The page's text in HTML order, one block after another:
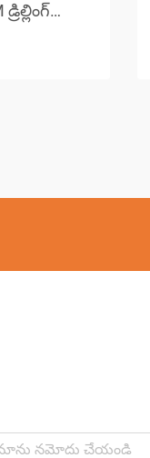
నిలిచింది.